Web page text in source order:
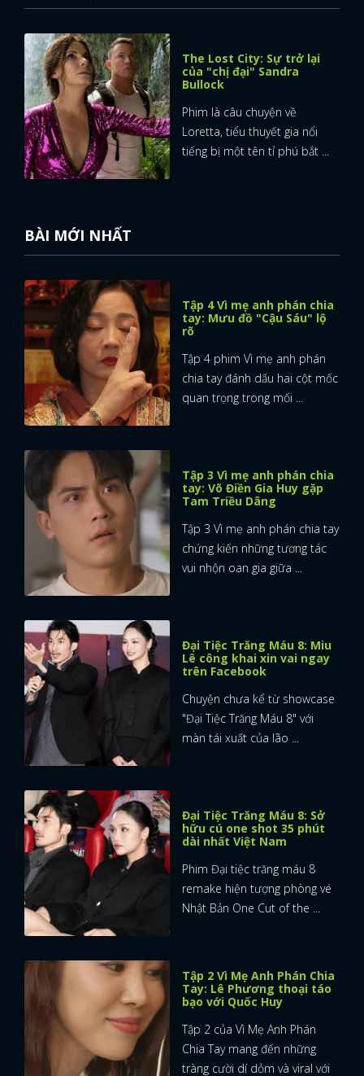
The Lost City: Sự trở lại
của "chị đại" Sandra
Bullock
Phim là câu chuyện về
Loretta, tiểu thuyết gia nổi
tiếng bị một tên tỉ phú bắt ...
BÀI MỚI NHẤT
Tập 4 Vì mẹ anh phán chia
tay: Mưu đồ "Cậu Sáu" lộ
rõ
Tập 4 phim Vì mẹ anh phán
chia tay đánh dấu hai cột mốc
quan trọng trong mối ...
Tập 3 Vì mẹ anh phán chia
tay: Võ Điền Gia Huy gặp
Tam Triều Dâng
Tập 3 Vì mẹ anh phán chia tay
chứng kiến những tương tác
vui nhộn oan gia giữa ...
Đại Tiệc Trăng Máu 8: Miu
Lê công khai xin vai ngay
trên Facebook
Chuyện chưa kể từ showcase
"Đại Tiệc Trăng Máu 8" với
màn tái xuất của lão ...
Đại Tiệc Trăng Máu 8: Sở
hữu cú one shot 35 phút
dài nhất Việt Nam
Phim Đại tiệc trăng máu 8
remake hiện tượng phòng vé
Nhật Bản One Cut of the ...
Tập 2 Vì Mẹ Anh Phán Chia
Tay: Lê Phương thoại táo
bạo với Quốc Huy
Tập 2 của Vì Mẹ Anh Phán
Chia Tay mang đến những
tràng cười dí dỏm và viral với